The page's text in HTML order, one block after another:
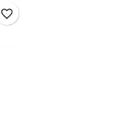
favorite_border